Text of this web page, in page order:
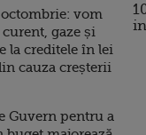
vom
gaze și
la creditele în lei
cauza creșterii
Guvern pentru a